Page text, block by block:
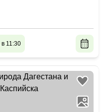
в 11:30